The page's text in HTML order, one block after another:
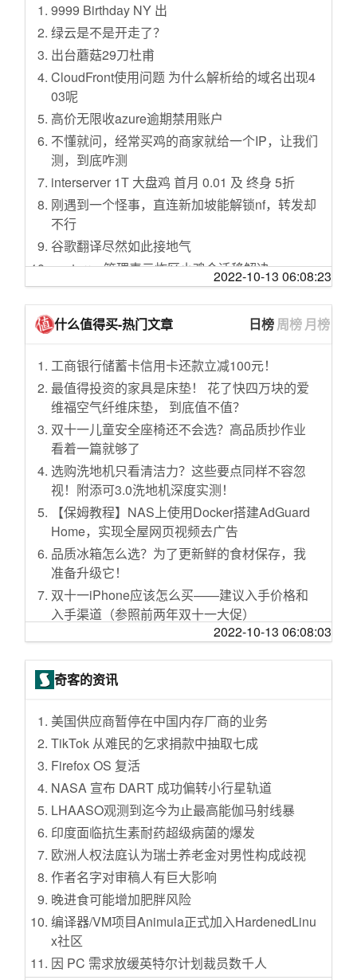
兰博基尼尾翼用法？
帮学弟改造形象，学弟：你管这叫帅气？
这是个音乐游戏？？
从这只小流浪狗赖上我的这天起，我的人生观
就彻底变了
【大仙全家桶】裴擒虎皮肤免费送！五周年限
定联动李小龙重磅来袭！
主播炸了超神篇371：Rookie发条R闪空中拦
截，UZI卢锡安在第五层
【典藏|混剪】湖人冠军征途
中国海洋大学回应化粪池炸了：学校已介入处
理，大家戴好口罩
教名媛识别豪车
温铁军：B站小朋友们，这是我带给大家的一点
小心意
jackeylove看Ning王抽签 Ning人 真有你的
（第二季36期）
这是一个逆天级的游戏彩蛋！佛祖看了想落
泪！
精致的上海“名媛”：拼单买二手丝袜，却看不起
奔驰宝马
【梦想改造家7】看点2-3：改造前～父母被脏
乱差惊呆
蟑螂：？？？？
一 周 女 友
【原神】阴间成就攻略，后期无法完成！3分钟
8个隐藏成就合集攻略指南 【持续更新】
“我说一个数，你抓紧上车！”
【装逼】一口气看完60句装逼台词（船新高清
重制版）
【阿斗】穷小子为过好日子，狠心做了太监，
刚做完手术，发现大清亡了《中国最后一个太
各地春耕备耕扎实推进
“我们对中国人民战胜疫情充满信心”
为世界公共卫生事业尽责担当
中央政治局会议：建立与疫情防控相适应的经
济社会运行秩序
姚明与中国女篮向中国驻南联盟被炸使馆旧址
献花圈
日本现家族聚集性疫情:一家四口确诊 感染路径
不明
曾进邮轮的日本官员没检测就去上班:怕影响工
作
哈市倡议市民二月二不出门理发：别让坚守功
亏一篑
72名武汉抵乌克兰乘客被隔离 当地居民暴力抗
议
WHO:对山东的病例数增加感到担忧 正寻求更多
逃离钻石公主号:乘客回国后被确诊 船员称＂都
完了＂
云南无新增确诊病例 累计确诊174例死亡2例
旧玻璃为什么不能重新熔了作新玻璃，而只能
作为作新玻璃的配料存在？
瑞士信贷陷破产危机，究竟发生了什么？瑞士
信贷如果出现倒闭，会造成什么影响？
我国多地检出 BF.7 变异株，传播更快、已发现
「过路传播」，如何加强应对？病毒变异将向
什么趋势发展？
为什么施法前需要咏唱？
如何看待「最顺手机号」15666666666 ，1366
万元起拍无人出价，下月将再次拍卖？
TI11 突围赛 VG 1:2 不敌 Liquid 无缘正赛，如
何评价这场比赛？
有什么道理是做生意后才知道的？
表达相思的诗词有哪些？
五年的友谊能到最后吗？
家里穷，真的只能靠上学来找出路了吗？可是
法律如此复杂，可是为什么有人认为可以自己
打官司不用律师呢？
课本上的哪些英语语法已经过时了？
我有必要去维持一段我融不进去的友谊吗？
怎么才能开始行动的第一步?
如何看待多方报道姆巴佩希望在2023年一月份
离开巴黎圣日耳曼？
《原神》77为什么作为五星辅助强度这么低？
是不是只有成绩变好才会有人主动找你?
[抽奖送码活动 & macOS] Bob x 火山翻译抽奖
活动！
自行车选购
英语达到什么水平可以无障碍畅玩英文版 3A 大
作？
如何加速甲醛的挥发
现在最适合轻便出差办公的笔记本应该选哪
款？ M1 or M2？
为什么要在天猫的 Apple Store 官方旗舰店购买
产品？
各位大佬的⌚️aw 贴膜没？用的啥膜？
Jetbrains fleet pubilc preview 了，可立刻下载
体验！
甲状腺结节，突然被体检报告打击到
28 岁转行前端
[解惑] 现在买 m2 air 做开发机适合吗
对于文件服务器上的各类冗余资源，各位一般
怎么处理
手持 14pro iOS16.1beta5 打字依旧卡顿
iQiyi 太奇葩了
扎心了，一个假期回来，收到了三份喜糖，这
让单身狗怎么活
有懂朋友圈广告的吗？
列表展示去重是什么世界级难题吗
偶然发现， MacBook Pro 14 设置为“更多空间
（等效 1800x1169）”挺好使的
大家对量化基金 私募基金怎么看？
PPTP 异地组网问题
Airplay 音箱求推荐
出海业务接入国内支付宝场景的求助
内向的人如何处理职场关系，很迷茫
9999 Birthday NY 出
绿云是不是开走了？
出台蘑菇29刀杜甫
CloudFront使用问题 为什么解析给的域名出现4
03呢
高价无限收azure逾期禁用账户
不懂就问，经常买鸡的商家就给一个IP，让我们
测，到底咋测
interserver 1T 大盘鸡 首月 0.01 及 终身 5折
刚遇到一个怪事，直连新加坡能解锁nf，转发却
不行
谷歌翻译尽然如此接地气
nextarray管理表示炸区小鸡会迁移解决
微软Surface Pro 9发布，值得买不
不确认下不放心，到底那个才是hostloc啊。
懂vue的帮忙看下。
喜大普奔，我的登录自己的MSDN E3 开了一个
多重身份验证结.
30出一个nextarray小鸡。（已出）
已出
收台咸鱼云sanjose
清华和复旦的硕士招生目录页面真是一目了然
这NextArray炸了啊
今年的88VIP有点意思了
终于找到想要的效果了！！！微信的这个特效
谁有？球一个
有没有必要从cf换到gcore
绿云大水牛的IPv6网关是多少？
关于被墙，做个跳转页面能降低吗？
【已出】vir jp 12.17 刀 2TB 流量 | 150 元
30收个rn 5.88
咸鱼云和花圈的香港都是啥线路，好牛逼啊
2022-10-13 06:08:23
什么值得买-热门文章 日榜周榜月榜
工商银行储蓄卡信用卡还款立减100元！
最值得投资的家具是床垫！ 花了快四万块的爱
维福空气纤维床垫， 到底值不值？
双十一儿童安全座椅还不会选？高品质抄作业
看着一篇就够了
选购洗地机只看清洁力？这些要点同样不容忽
视！附添可3.0洗地机深度实测！
【保姆教程】NAS上使用Docker搭建AdGuard
Home，实现全屋网页视频去广告
品质冰箱怎么选？为了更新鲜的食材保存，我
准备升级它！
双十一iPhone应该怎么买——建议入手价格和
入手渠道（参照前两年双十一大促）
银行发钱了，快来领取呀！农行、建行10月主
要活动梳理，教你轻松省钱！
这钱花得值——价格是狗屁王的1/10，性能可不
酱香白酒跌幅达50%！“双11”白酒建议价格分享
用了一个月，这就是iOS 16最好用的功能
涨知识｜关于口罩的那些事了解一下！N95、K
N95....口罩型号与标准选购
魏牌摩卡dht-phev捡漏记—超强产品力的冷门好
车
高配MiniLED电视，还要蓝光播放器吗？海信电
视E8H为例，高阶影音客厅搭建分享
解锁那些立减金第二弹
心爱之物，摩托车！ 篇三：虽不能至，心向往
之！——穷屌丝的摩托车梦缘！（三）
怎么才能让所有家庭知道这些玩意？真的实用
又好看（高级）！
2022-10-13 06:08:03
奇客的资讯
美国供应商暂停在中国内存厂商的业务
TikTok 从难民的乞求捐款中抽取七成
Firefox OS 复活
NASA 宣布 DART 成功偏转小行星轨道
LHAASO观测到迄今为止最高能伽马射线暴
印度面临抗生素耐药超级病菌的爆发
欧洲人权法庭认为瑞士养老金对男性构成歧视
作者名字对审稿人有巨大影响
晚进食可能增加肥胖风险
编译器/VM项目Animula正式加入HardenedLinu
x社区
因 PC 需求放缓英特尔计划裁员数千人